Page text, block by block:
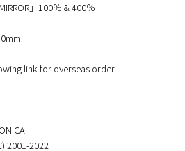
」100％ & 400％
link for overseas order.
2001-2022